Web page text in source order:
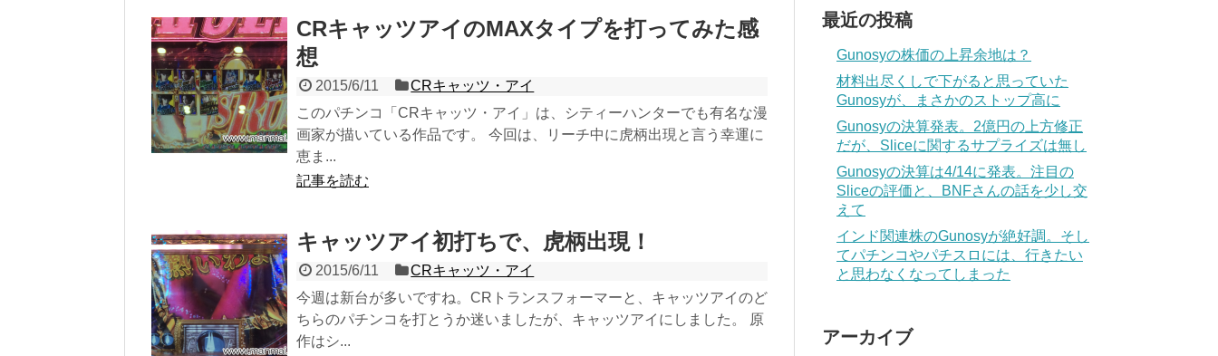
CRキャッツアイのMAXタイプを打ってみた感
想
2015/6/11
CRキャッツ・アイ
このパチンコ「CRキャッツ・アイ」は、シティーハンターでも有名な漫
画家が描いている作品です。 今回は、リーチ中に虎柄出現と言う幸運に
恵ま...
記事を読む
キャッツアイ初打ちで、虎柄出現！
2015/6/11
CRキャッツ・アイ
今週は新台が多いですね。CRトランスフォーマーと、キャッツアイのど
ちらのパチンコを打とうか迷いましたが、キャッツアイにしました。 原
作はシ...
最近の投稿
Gunosyの株価の上昇余地は？
材料出尽くしで下がると思っていた
Gunosyが、まさかのストップ高に
Gunosyの決算発表。2億円の上方修正
だが、Sliceに関するサプライズは無し
Gunosyの決算は4/14に発表。注目の
Sliceの評価と、BNFさんの話を少し交
えて
インド関連株のGunosyが絶好調。そし
てパチンコやパチスロには、行きたい
と思わなくなってしまった
アーカイブ